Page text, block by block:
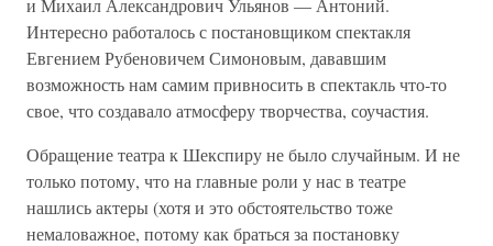
и Михаил Александрович Ульянов — Антоний.
Интересно работалось с постановщиком спектакля
Евгением Рубеновичем Симоновым, дававшим
возможность нам самим привносить в спектакль что-то
свое, что создавало атмосферу творчества, соучастия.
Обращение театра к Шекспиру не было случайным. И не
только потому, что на главные роли у нас в театре
нашлись актеры (хотя и это обстоятельство тоже
немаловажное, потому как браться за постановку